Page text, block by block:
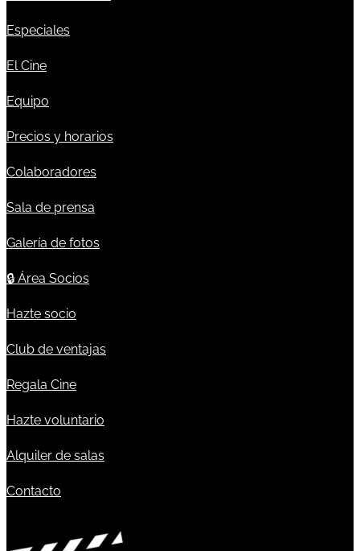
Especiales
El Cine
Equipo
Precios y horarios
Colaboradores
Sala de prensa
Galería de fotos
🔒 Área Socios
Hazte socio
Club de ventajas
Regala Cine
Hazte voluntario
Alquiler de salas
Contacto